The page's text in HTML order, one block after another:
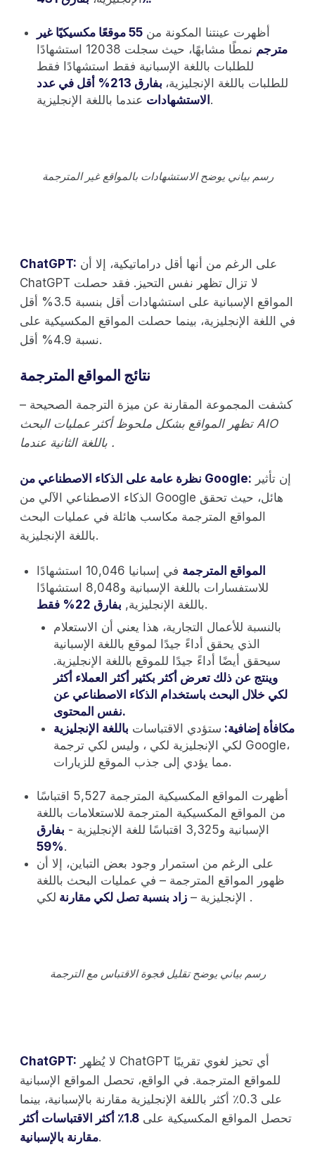
أظهرت عينتنا المكونة من
55 موقعًا مكسيكيًا غير
مترجم
نمطًا مشابهًا، حيث سجلت 12038 استشهادًا
للطلبات باللغة الإسبانية فقط استشهادًا فقط
للطلبات باللغة الإنجليزية،
بفارق 213% أقل في عدد
الاستشهاداتعندما باللغة الإنجليزية.
رسم بياني يوضح الاستشهادات بالمواقع غير المترجمة
ChatGPT:
ChatGPT لا تزال تظهر نفس التحيز. فقد حصلت
المواقع الإسبانية على استشهادات أقل بنسبة 3.5% أقل
في اللغة الإنجليزية، بينما حصلت المواقع المكسيكية على
نسبة 4.9% أقل.
نتائج المواقع المترجمة
كشفت المجموعة المقارنة عن ميزة الترجمة الصحيحة –
تظهر المواقع بشكل ملحوظ أكثر عمليات البحث AIO
باللغة الثانية عندما .
نظرة عامة على الذكاء الاصطناعي من Google:
الذكاء الاصطناعي الآلي من Google هائل، حيث تحقق
المواقع المترجمة مكاسب هائلة في عمليات البحث
باللغة الإنجليزية.
المواقع المترجمة
في إسبانيا 10,046 استشهادًا
للاستفسارات باللغة الإسبانية و8,048 استشهادًا
باللغة الإنجليزية, بفارق 22% فقط
.
بالنسبة للأعمال التجارية، هذا يعني أن الاستعلام
الذي يحقق أداءً جيدًا لموقع باللغة الإسبانية
سيحقق أيضًا أداءً جيدًا للموقع باللغة الإنجليزية.
وينتج عن ذلك تعرض أكثر بكثير أكثر العملاء أكثر
لكي خلال البحث باستخدام الذكاء الاصطناعي عن
نفس المحتوى.
مكافأة إضافية: ستؤدي الاقتباسات باللغة الإنجليزية
لكي الإنجليزية لكي ، وليس لكي ترجمة Google،
مما يؤدي إلى جذب الموقع للزيارات.
أظهرت المواقع المكسيكية المترجمة 5,527 اقتباسًا
من المواقع المكسيكية المترجمة للاستعلامات باللغة
الإسبانية و3,325 اقتباسًا للغة الإنجليزية -
بفارق
59%.
على الرغم من استمرار وجود بعض التباين، إلا أن
ظهور المواقع المترجمة – في عمليات البحث باللغة
الإنجليزية – زاد بنسبة تصل لكي مقارنة لكي .
رسم بياني يوضح تقليل فجوة الاقتباس مع الترجمة
ChatGPT:
للمواقع المترجمة. في الواقع، تحصل المواقع الإسبانية
على 0.3٪ أكثر باللغة الإنجليزية مقارنة بالإسبانية، بينما
تحصل المواقع المكسيكية على
1.8٪ أكثر الاقتباسات أكثر
مقارنة بالإسبانية.